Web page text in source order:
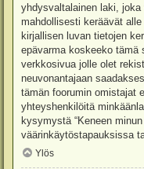
yhdysvaltalainen laki,
mahdollisesti keräävät
kirjallisen luvan tietojen
epävarma koskeeko tämä
verkkosivua jolle olet
neuvonantajaan
tämän foorumin omistajat
yhteyshenkilöitä
kysymystä “Keneen
väärinkäytöstapauksissa
Ylös